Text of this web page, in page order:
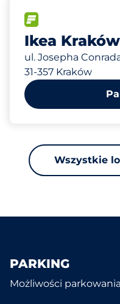
Ikea
ul. Josepha
31-357 Kraków
538 m
Wszystkie
PARKING
Możliwości